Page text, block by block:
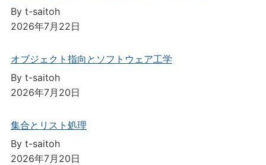
By t-saitoh
2026年7月22日
オブジェクト指向とソフトウェア工学
By t-saitoh
2026年7月20日
集合とリスト処理
By t-saitoh
2026年7月20日